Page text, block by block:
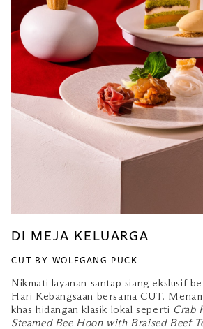
DI MEJA KELUARGA
CUT BY WOLFGANG PUCK
Nikmati layanan santap siang ekslusif
Hari Kebangsaan bersama CUT.
khas hidangan klasik lokal seperti Crab
Steamed Bee Hoon with Braised Beef